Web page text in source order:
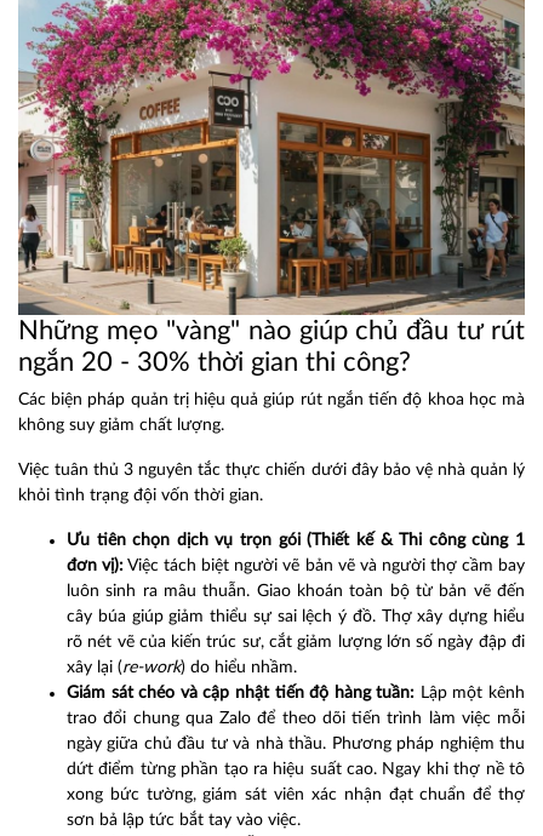
Những mẹo "vàng" nào giúp chủ đầu tư rút
ngắn 20 - 30% thời gian thi công?
Các biện pháp quản trị hiệu quả giúp rút ngắn tiến độ khoa học mà
không suy giảm chất lượng.
Việc tuân thủ 3 nguyên tắc thực chiến dưới đây bảo vệ nhà quản lý
khỏi tình trạng đội vốn thời gian.
Ưu tiên chọn dịch vụ trọn gói (Thiết kế & Thi công cùng 1
đơn vị): Việc tách biệt người vẽ bản vẽ và người thợ cầm bay
luôn sinh ra mâu thuẫn. Giao khoán toàn bộ từ bản vẽ đến
cây búa giúp giảm thiểu sự sai lệch ý đồ. Thợ xây dựng hiểu
rõ nét vẽ của kiến trúc sư, cắt giảm lượng lớn số ngày đập đi
xây lại (re-work) do hiểu nhầm.
Giám sát chéo và cập nhật tiến độ hàng tuần: Lập một kênh
trao đổi chung qua Zalo để theo dõi tiến trình làm việc mỗi
ngày giữa chủ đầu tư và nhà thầu. Phương pháp nghiệm thu
dứt điểm từng phần tạo ra hiệu suất cao. Ngay khi thợ nề tô
xong bức tường, giám sát viên xác nhận đạt chuẩn để thợ
sơn bả lập tức bắt tay vào việc.